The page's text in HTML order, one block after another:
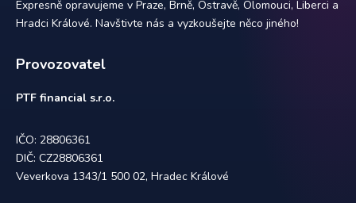
Expresně opravujeme v Praze, Brně, Ostravě, Olomouci, Liberci a
Hradci Králové. Navštivte nás a vyzkoušejte něco jiného!
Provozovatel
PTF financial s.r.o.
IČO: 28806361
DIČ: CZ28806361
Veverkova 1343/1 500 02, Hradec Králové